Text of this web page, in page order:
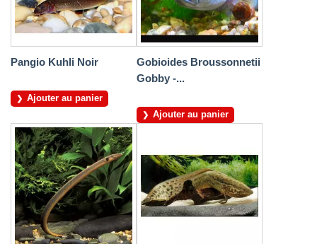
Pangio Kuhli Noir
Ajouter au panier
Gobioides Broussonnetii
Gobby -...
Ajouter au panier